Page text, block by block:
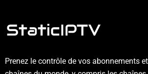
Prenez le contrôle de vos abonnements